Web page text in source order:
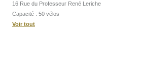
16 Rue du Professeur René Leriche
Capacité : 50 vélos
Voir tout